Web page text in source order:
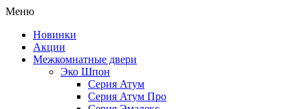
Меню
Новинки
Акции
Межкомнатные двери
Эко Шпон
Серия Атум
Серия Атум Про